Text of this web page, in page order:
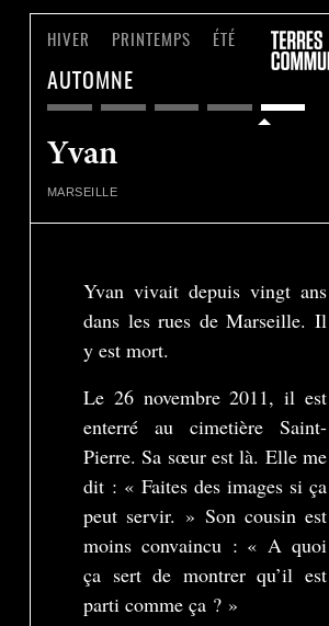
HIVER PRINTEMPS ÉTÉ
AUTOMNE
Yvan
MARSEILLE
Yvan vivait depuis vingt ans
dans les rues de Marseille. Il
y est mort.
Le 26 novembre 2011, il est
enterré au cimetière Saint-
Pierre. Sa sœur est là. Elle me
dit : « Faites des images si ça
peut servir. » Son cousin est
moins convaincu : « A quoi
ça sert de montrer qu’il est
parti comme ça ? »
fullscreen
Play